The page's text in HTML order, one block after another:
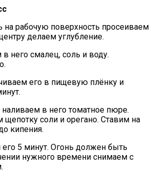
рабочую поверхность просеиваем
делаем углубление.
него смалец, соль и воду.
его в пищевую плёнку и
в него томатное пюре.
щепотку соли и орегано. Ставим на
кипения.
5 минут. Огонь должен быть
нужного времени снимаем с